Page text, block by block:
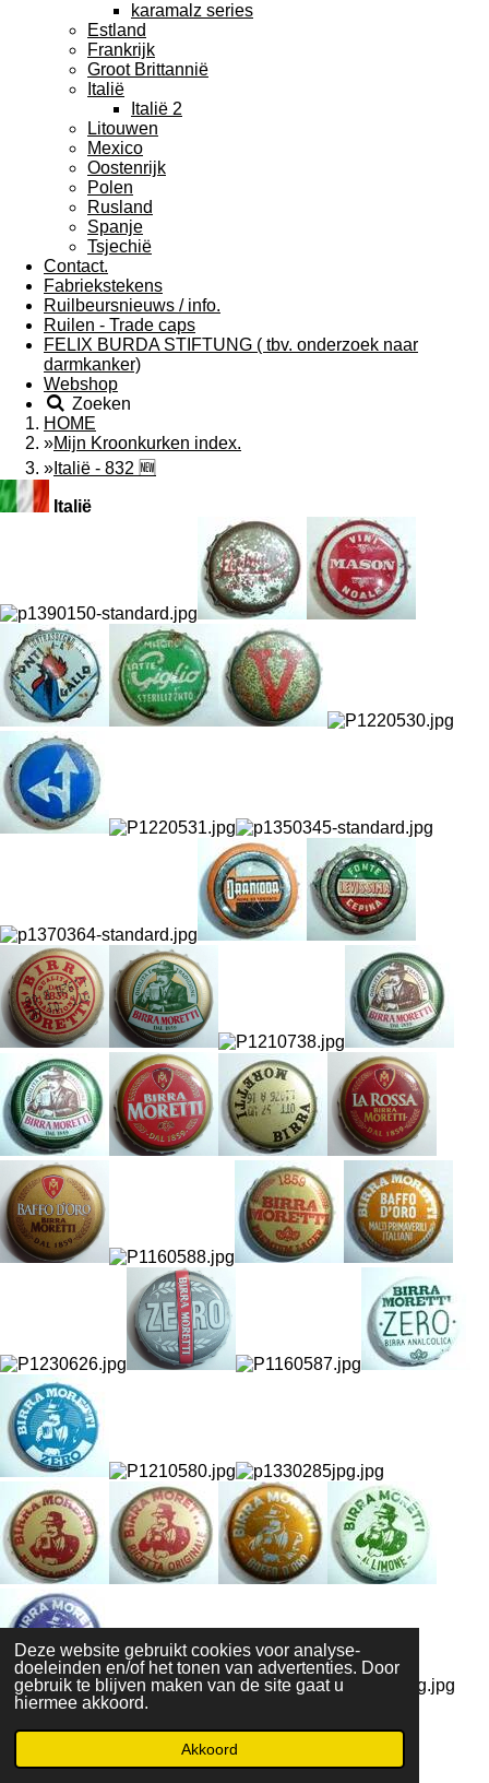
Deze website gebruikt cookies voor analyse-
doeleinden en/of het tonen van advertenties. Door
gebruik te blijven maken van de site gaat u
hiermee akkoord.
Akkoord
karamalz series
Estland
Frankrijk
Groot Brittannië
Italië
Italië 2
Litouwen
Mexico
Oostenrijk
Polen
Rusland
Spanje
Tsjechië
Contact.
Fabriekstekens
Ruilbeursnieuws / info.
Ruilen - Trade caps
FELIX BURDA STIFTUNG ( tbv. onderzoek naar
darmkanker)
Webshop
Zoeken
HOME
»Mijn Kroonkurken index.
» Italië - 832 🆕
Italië